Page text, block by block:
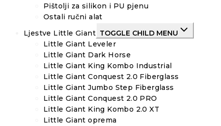
Pištolji za silikon i PU pjenu
Ostali ručni alat
Ljestve Little Giant TOGGLE CHILD MENU
Little Giant Leveler
Little Giant Dark Horse
Little Giant King Kombo Industrial
Little Giant Conquest 2.0 Fiberglass
Little Giant Jumbo Step Fiberglass
Little Giant Conquest 2.0 PRO
Little Giant King Kombo 2.0 XT
Little Giant oprema